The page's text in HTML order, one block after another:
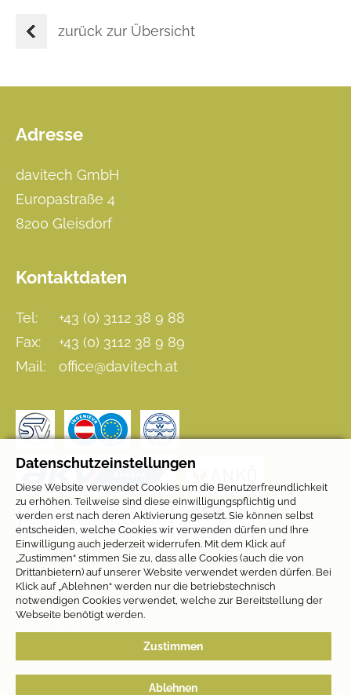
zurück zur Übersicht
Footer
Adresse
davitech GmbH
Europastraße 4
8200 Gleisdorf
Kontaktdaten
Tel:
+43 (0) 3112 38 9 88
Fax:
+43 (0) 3112 38 9 89
Mail:
office@davitech.at
Impressum
Datenschutz
Datenschutzeinstellungen
Diese Website verwendet Cookies um die Benutzerfreundlichkeit
zu erhöhen. Teilweise sind diese einwilligungspflichtig und
werden erst nach deren Aktivierung gesetzt. Sie können selbst
entscheiden, welche Cookies wir verwenden dürfen und Ihre
Einwilligung auch jederzeit widerrufen. Mit dem Klick auf
„Zustimmen“ stimmen Sie zu, dass alle Cookies (auch die von
Drittanbietern) auf unserer Website verwendet werden dürfen. Bei
Klick auf „Ablehnen“ werden nur die betriebstechnisch
notwendigen Cookies verwendet, welche zur Bereitstellung der
Webseite benötigt werden.
Zustimmen
Ablehnen